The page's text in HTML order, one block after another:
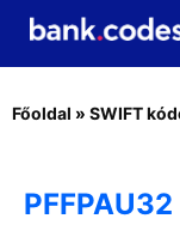
Főoldal » SWIFT
PFFPAU32